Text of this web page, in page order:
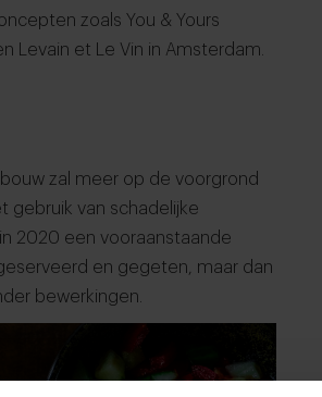
zoals You & Yours
Levain et Le Vin in Amsterdam.
zal meer op de voorgrond
gebruik van schadelijke
2020 een vooraanstaande
en gegeten, maar dan
bewerkingen.